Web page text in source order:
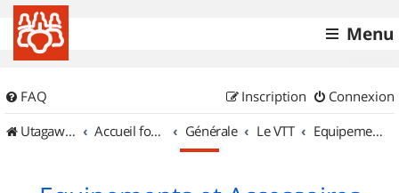
Menu
FAQ Connexion
Inscription
UtagawaVTT (Randos VTT et VTTAE avec traces GPS)
Accueil forum Générale Le VTT Equipements et Accessoires